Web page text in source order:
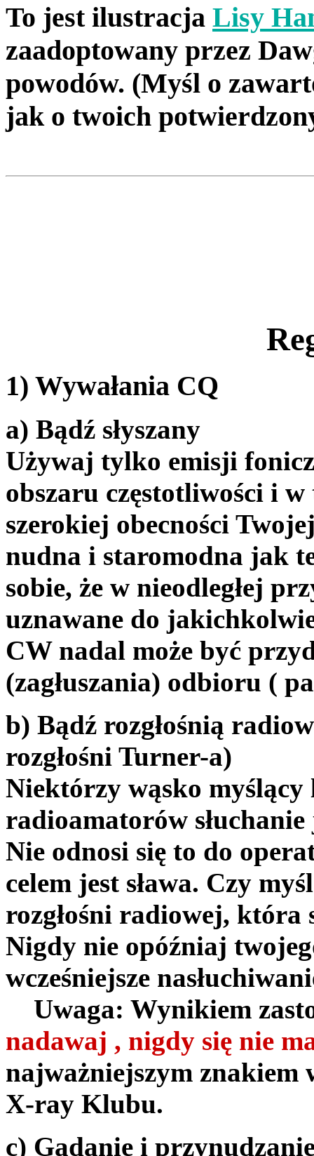
To jest ilustracja Lisy
zaadoptowany przez
powodów. (Myśl o
jak o twoich
1) Wywałania CQ
a) Bądź słyszany
Używaj tylko emisji
obszaru częstotliwości i
szerokiej obecności
nudna i staromodna jak
sobie, że w nieodległej
uznawane do
CW nadal może być
(zagłuszania) odbioru (
b) Bądź rozgłośnią
rozgłośni Turner-a)
Niektórzy wąsko myślący
radioamatorów
Nie odnosi się to do
celem jest sława. Czy
rozgłośni radiowej, która
Nigdy nie opóźniaj
wcześniejsze
Uwaga: Wynikiem
nadawaj , nigdy się nie
najważniejszym znakiem
X-ray Klubu.
c) Gadanie i